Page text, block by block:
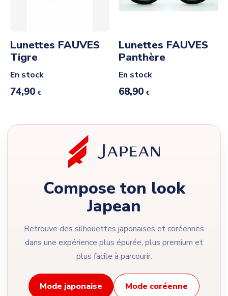
Lunettes FAUVES
Tigre
En stock
74,90 €
Lunettes FAUVES
Panthère
En stock
68,90 €
Compose ton look
Japean
Retrouve des silhouettes japonaises et coréennes
dans une expérience plus épurée, plus premium et
plus facile à parcourir.
Mode japonaise Mode coréenne